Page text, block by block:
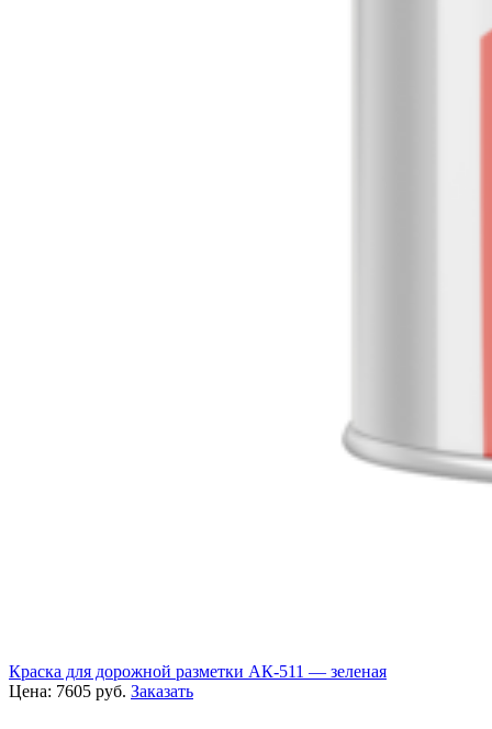
Краска для дорожной разметки АК-511 — зеленая
Цена: 7605 руб. Заказать